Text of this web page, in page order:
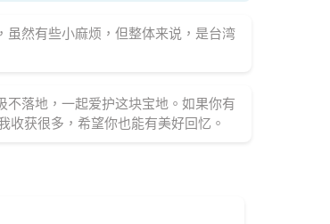
然有些小麻烦，但整体来说，是台湾
落地，一起爱护这块宝地。如果你有
获很多，希望你也能有美好回忆。